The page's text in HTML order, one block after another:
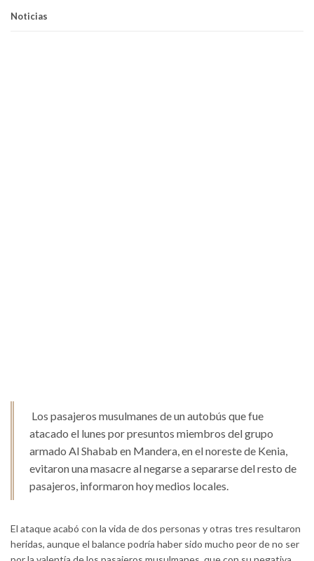
Noticias
Los pasajeros musulmanes de un autobús que fue
atacado el lunes por presuntos miembros del grupo
armado Al Shabab en Mandera, en el noreste de Kenia,
evitaron una masacre al negarse a separarse del resto de
pasajeros, informaron hoy medios locales.
El ataque acabó con la vida de dos personas y otras tres resultaron
heridas, aunque el balance podría haber sido mucho peor de no ser